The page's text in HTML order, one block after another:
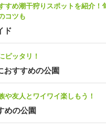
すめ潮干狩りスポットを紹介！
コツも
ド
ピッタリ！
おすすめの公園
や友人とワイワイ楽しもう！
めの公園